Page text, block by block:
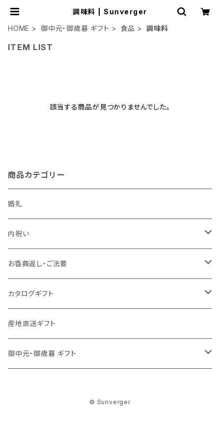
調味料 | Sunverger
HOME
御中元・御歳暮 ギフト 食品 調味料
ITEM LIST
該当する商品が見つかりませんでした。
商品カテゴリー
婚礼
内祝い
かりんとう詰合せ
今治謹製〈極上タオル〉
洗剤
お香典返し・ご法要
今治わたいろ〈西川今治タオル〉
ろくさん亭 道場六三郎 フリーズドライ ギフト
洗剤
カタログギフト
MY HEART
舞心
産地直送ギフト
御中元・御歳暮 ギフト
© Sunverger